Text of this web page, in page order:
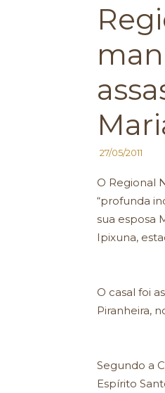
27/05/2011
O Regional
“profunda
sua esposa
Ipixuna,
O casal foi
Piranheira,
Segundo a
Espírito